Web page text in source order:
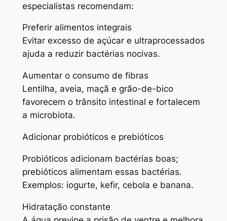
especialistas recomendam:
Preferir alimentos integrais
Evitar excesso de açúcar e ultraprocessados
ajuda a reduzir bactérias nocivas.
Aumentar o consumo de fibras
Lentilha, aveia, maçã e grão-de-bico
favorecem o trânsito intestinal e fortalecem
a microbiota.
Adicionar probióticos e prebióticos
Probióticos adicionam bactérias boas;
prebióticos alimentam essas bactérias.
Exemplos: iogurte, kefir, cebola e banana.
Hidratação constante